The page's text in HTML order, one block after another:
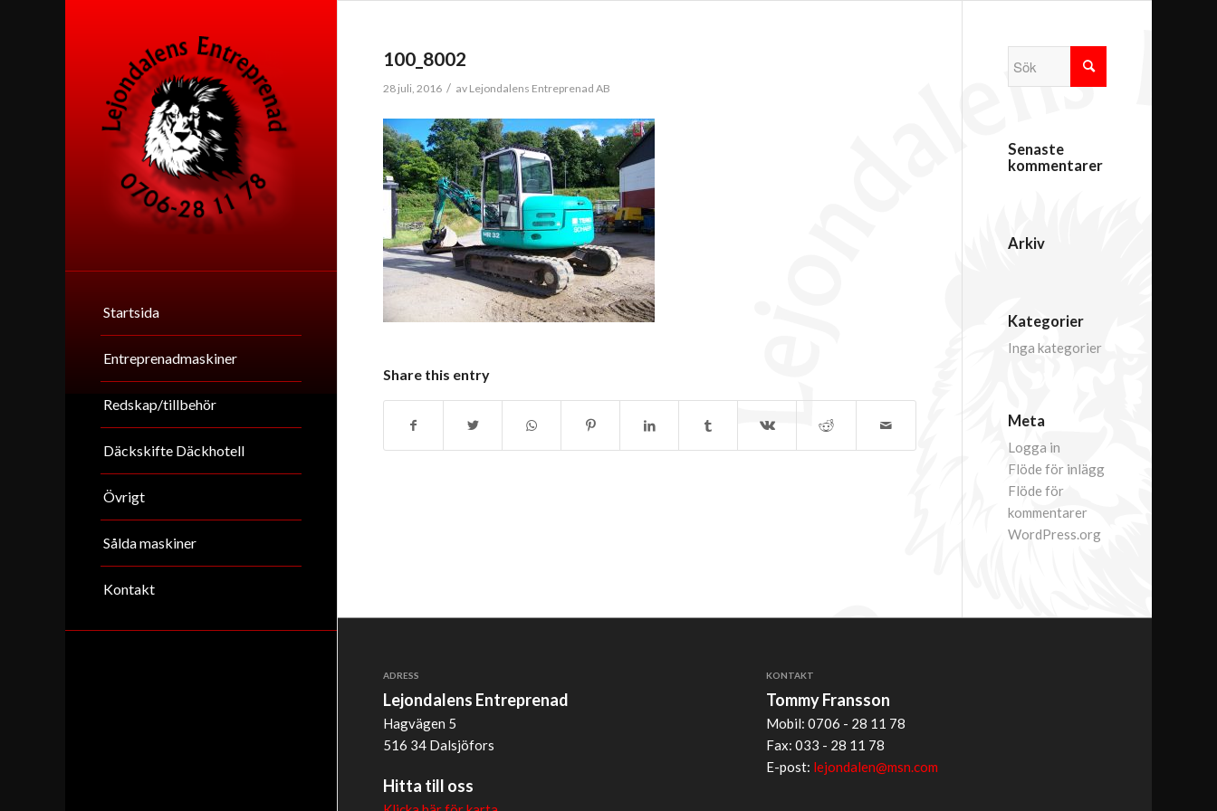
Startsida
Entreprenadmaskiner
Redskap/tillbehör
Däckskifte Däckhotell
Övrigt
Sålda maskiner
Kontakt
100_8002
28 juli, 2016 / av Lejondalens Entreprenad AB
Share this entry
Senaste
kommentarer
Arkiv
Kategorier
Inga kategorier
Meta
Logga in
Flöde för inlägg
Flöde för
kommentarer
WordPress.org
ADRESS
Lejondalens Entreprenad
Hagvägen 5
516 34 Dalsjöfors
Hitta till oss
KONTAKT
Tommy Fransson
Mobil: 0706 - 28 11 78
Fax: 033 - 28 11 78
E-post: lejondalen@msn.com